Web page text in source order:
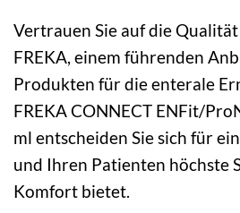
Vertrauen Sie auf die
FREKA, einem führenden
Produkten für die enterale
FREKA CONNECT ENFit/
ml entscheiden Sie sich für
und Ihren Patienten höchste
Komfort bietet.